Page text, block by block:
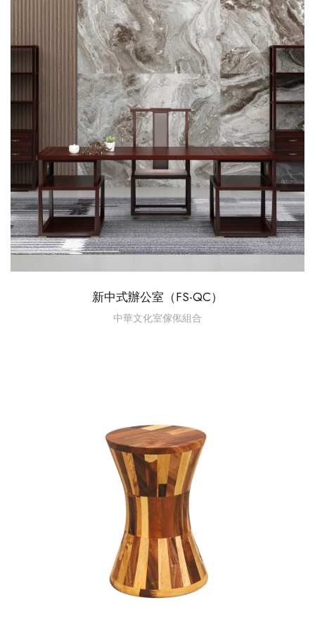
新中式辦公室（FS-QC）
中華文化室傢俬組合